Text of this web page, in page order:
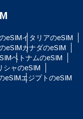
eSIMイタリアのeSIM
eSIMカナダのeSIM
ベトナムのeSIM
シャのeSIM
eSIMエジプトのeSIM